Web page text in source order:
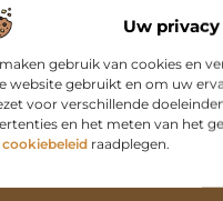
Uw
gebruik van cookies en
website gebruikt en om uw
voor verschillende
en het meten van het
cookiebeleid raadplegen.
voor jou.
zo pak je het slim aan
nodig. Woon je klein,
garage of op